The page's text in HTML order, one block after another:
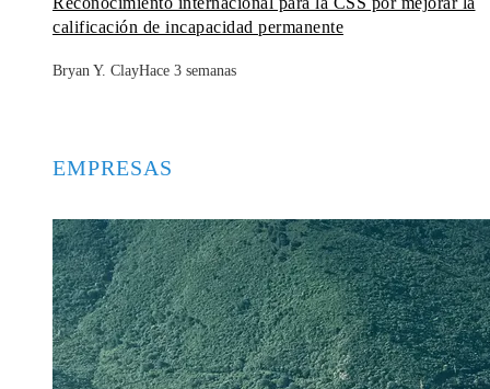
calificación de incapacidad permanente
Bryan Y. ClayHace 3 semanas
EMPRESAS